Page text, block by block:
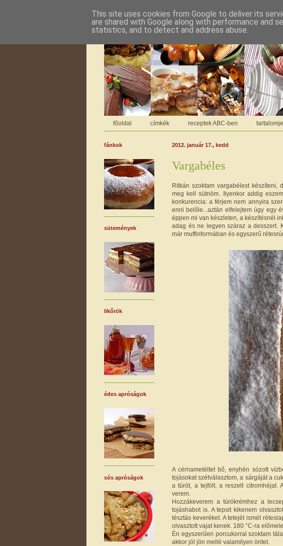
főoldal címkék receptek ABC-ben
2012. január 17., kedd
Vargabéles
Ritkán szoktam vargabélest készíteni,
meg kell sütnöm. Ilyenkor addig
konkurencia: a férjem nem annyira
enni belőle...aztán elfelejtem úgy egy
éppen mi van készleten, a készítésnél
adag és ne legyen száraz a desszert.
már muffinformában és egyszerű
A cérnametéltet bő, enyhén sózott
tojásokat szétválasztom, a sárgáját a
a túrót, a tejfölt, a reszelt citromhéjat.
verem.
Hozzákeverem a túrókrémhez a
tojáshabot is. A tepsit kikenem
tésztás keveréket. A tetejét ismét
olvasztott vajat kenek. 180 °C-ra
Én egyszerűen porcukorral szoktam
akkor jól jön mellé valamilyen öntet.
fánkok
sütemények
likőrök
édes apróságok
sós apróságok
This site uses cookies from Google to deliver its
are shared with Google along with performance and
statistics, and to detect and address abuse.